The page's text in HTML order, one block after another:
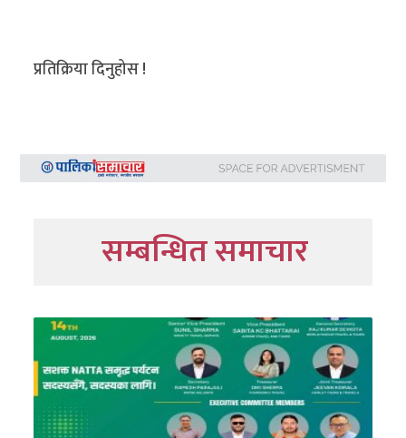
प्रतिक्रिया दिनुहोस !
सम्बन्धित समाचार